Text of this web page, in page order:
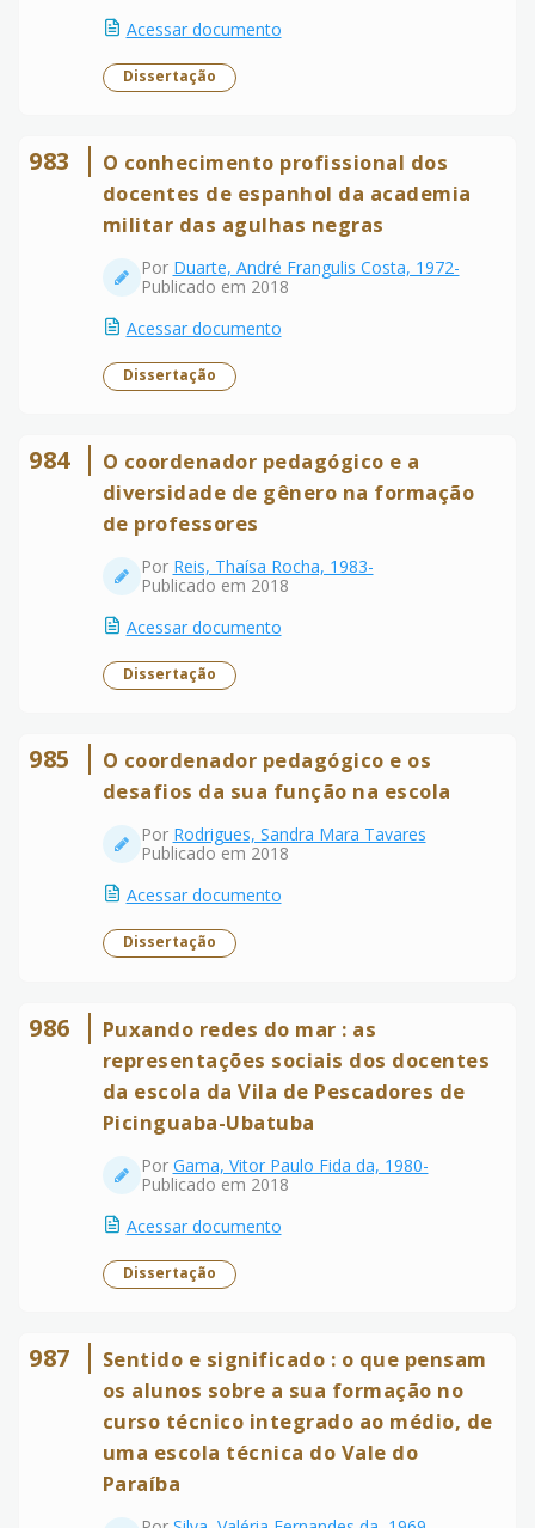
Acessar documento
Dissertação
983
O conhecimento profissional dos
docentes de espanhol da academia
militar das agulhas negras
Por Duarte, André Frangulis Costa, 1972-
Publicado em 2018
Acessar documento
Dissertação
984
O coordenador pedagógico e a
diversidade de gênero na formação
de professores
Por Reis, Thaísa Rocha, 1983-
Publicado em 2018
Acessar documento
Dissertação
985
O coordenador pedagógico e os
desafios da sua função na escola
Por Rodrigues, Sandra Mara Tavares
Publicado em 2018
Acessar documento
Dissertação
986
Puxando redes do mar : as
representações sociais dos docentes
da escola da Vila de Pescadores de
Picinguaba-Ubatuba
Por Gama, Vitor Paulo Fida da, 1980-
Publicado em 2018
Acessar documento
Dissertação
987
Sentido e significado : o que pensam
os alunos sobre a sua formação no
curso técnico integrado ao médio, de
uma escola técnica do Vale do
Paraíba